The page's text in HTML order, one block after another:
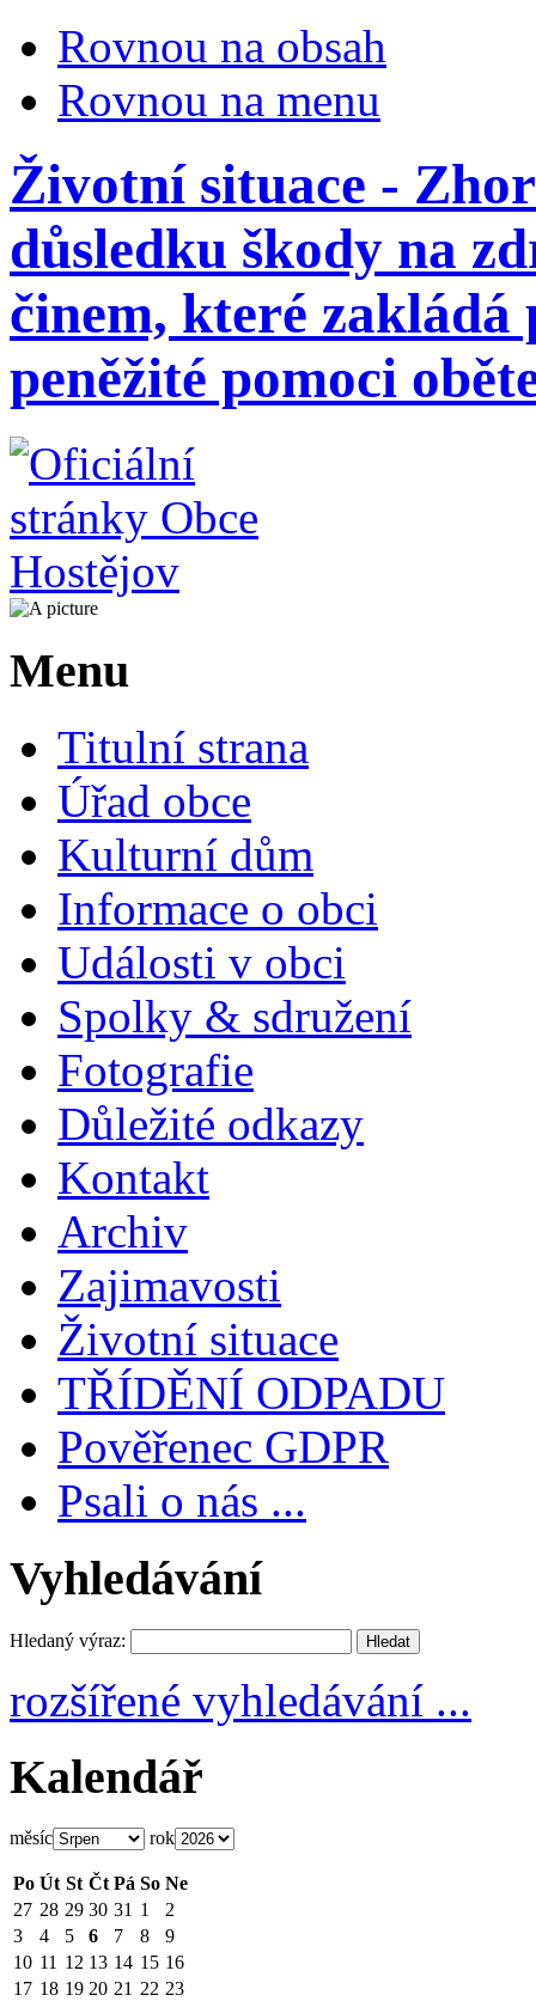
Rovnou na obsah
Rovnou na menu
Životní situace -
důsledku škody na
činem, které
peněžité pomoci
Menu
Titulní strana
Úřad obce
Kulturní dům
Informace o obci
Události v obci
Spolky & sdružení
Fotografie
Důležité odkazy
Kontakt
Archiv
Zajimavosti
Životní situace
TŘÍDĚNÍ ODPADU
Pověřenec GDPR
Psali o nás ...
Vyhledávání
Hledaný výraz:
rozšířené vyhledávání ...
Kalendář
měsíc rok
Po Út St Čt Pá So Ne
27 28 29 30 31 1
2
3
4 5 6 7 8
9
10 11 12 13 14 15 16
17 18 19 20 21 22 23